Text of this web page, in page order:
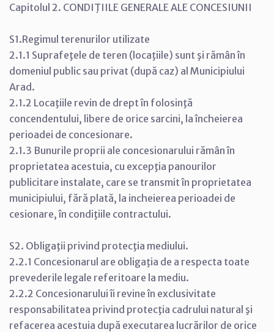
Capitolul 2. CONDIŢIILE GENERALE ALE CONCESIUNII
S1.Regimul terenurilor utilizate
2.1.1 Suprafeţele de teren (locaţiile) sunt şi rămân în
domeniul public sau privat (după caz) al Municipiului
Arad.
2.1.2 Locaţiile revin de drept în folosinţă
concendentului, libere de orice sarcini, la încheierea
perioadei de concesionare.
2.1.3 Bunurile proprii ale concesionarului rămân în
proprietatea acestuia, cu excepţia panourilor
publicitare instalate, care se transmit în proprietatea
municipiului, fără plată, la incheierea perioadei de
cesionare, în condiţiile contractului.
S2. Obligaţii privind protecţia mediului.
2.2.1 Concesionarul are obligaţia de a respecta toate
prevederile legale referitoare la mediu.
2.2.2 Concesionarului îi revine în exclusivitate
responsabilitatea privind protecţia cadrului natural şi
refacerea acestuia după executarea lucrărilor de orice